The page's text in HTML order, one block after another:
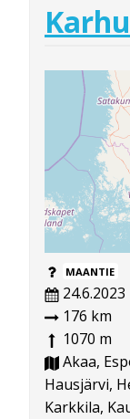
MAANTIE
24.6.2023
176 km
1070 m
Akaa,
Hausjärvi,
Karkkila,